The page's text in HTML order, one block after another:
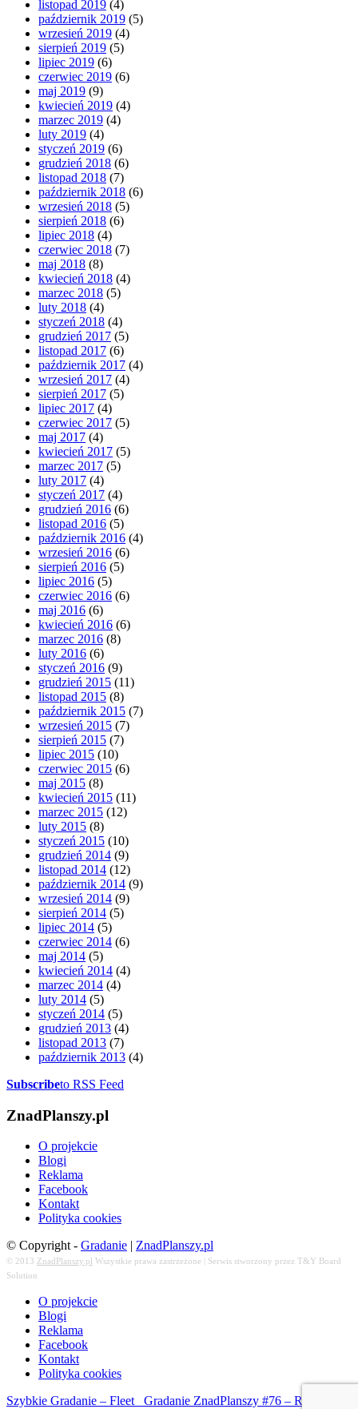
listopad 2019 (4)
październik 2019 (5)
wrzesień 2019 (4)
sierpień 2019 (5)
lipiec 2019 (6)
czerwiec 2019 (6)
maj 2019 (9)
kwiecień 2019 (4)
marzec 2019 (4)
luty 2019 (4)
styczeń 2019 (6)
grudzień 2018 (6)
listopad 2018 (7)
październik 2018 (6)
wrzesień 2018 (5)
sierpień 2018 (6)
lipiec 2018 (4)
czerwiec 2018 (7)
maj 2018 (8)
kwiecień 2018 (4)
marzec 2018 (5)
luty 2018 (4)
styczeń 2018 (4)
grudzień 2017 (5)
listopad 2017 (6)
październik 2017 (4)
wrzesień 2017 (4)
sierpień 2017 (5)
lipiec 2017 (4)
czerwiec 2017 (5)
maj 2017 (4)
kwiecień 2017 (5)
marzec 2017 (5)
luty 2017 (4)
styczeń 2017 (4)
grudzień 2016 (6)
listopad 2016 (5)
październik 2016 (4)
wrzesień 2016 (6)
sierpień 2016 (5)
lipiec 2016 (5)
czerwiec 2016 (6)
maj 2016 (6)
kwiecień 2016 (6)
marzec 2016 (8)
luty 2016 (6)
styczeń 2016 (9)
grudzień 2015 (11)
listopad 2015 (8)
październik 2015 (7)
wrzesień 2015 (7)
sierpień 2015 (7)
lipiec 2015 (10)
czerwiec 2015 (6)
maj 2015 (8)
kwiecień 2015 (11)
marzec 2015 (12)
luty 2015 (8)
styczeń 2015 (10)
grudzień 2014 (9)
listopad 2014 (12)
październik 2014 (9)
wrzesień 2014 (9)
sierpień 2014 (5)
lipiec 2014 (5)
czerwiec 2014 (6)
maj 2014 (5)
kwiecień 2014 (4)
marzec 2014 (4)
luty 2014 (5)
styczeń 2014 (5)
grudzień 2013 (4)
listopad 2013 (7)
październik 2013 (4)
Subscribeto RSS Feed
ZnadPlanszy.pl
O projekcie
Blogi
Reklama
Facebook
Kontakt
Polityka cookies
© Copyright - Gradanie | ZnadPlanszy.pl
© 2013 ZnadPlanszy.pl Wszystkie prawa zastrzeżone | Serwis stworzony przez T&Y Board
Solution
O projekcie
Blogi
Reklama
Facebook
Kontakt
Polityka cookies
Szybkie Gradanie – Fleet
Gradanie ZnadPlanszy #76 – Realm of